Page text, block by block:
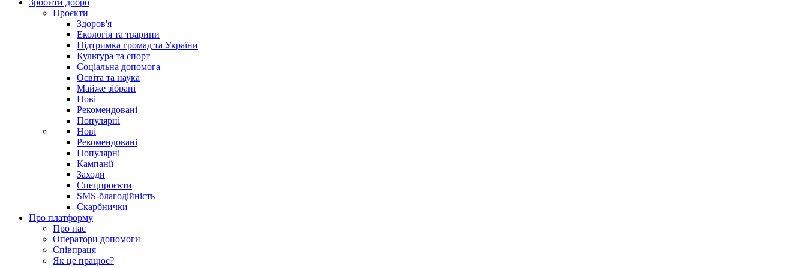
Зробити добро
Проєкти
Здоров'я
Екологія та тварини
Підтримка громад та України
Культура та спорт
Соціальна допомога
Освіта та наука
Майже зібрані
Нові
Рекомендовані
Популярні
Нові
Рекомендовані
Популярні
Кампанії
Заходи
Спецпроєкти
SMS-благодійність
Скарбнички
Про платформу
Про нас
Оператори допомоги
Співпраця
Як це працює?